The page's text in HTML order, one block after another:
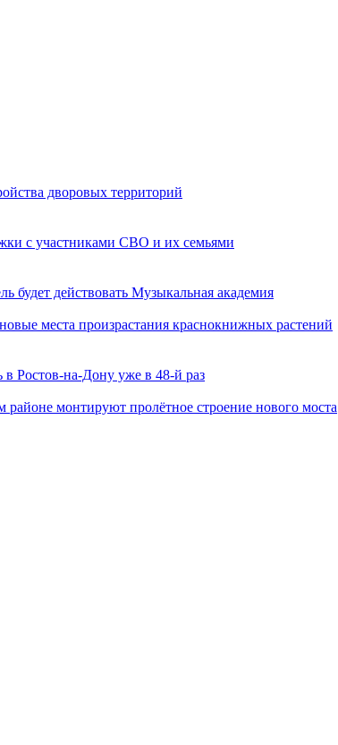
дворовых территорий
с участниками СВО и их семьями
будет действовать Музыкальная академия
места произрастания краснокнижных растений
Ростов-на-Дону уже в 48-й раз
районе монтируют пролётное строение нового моста